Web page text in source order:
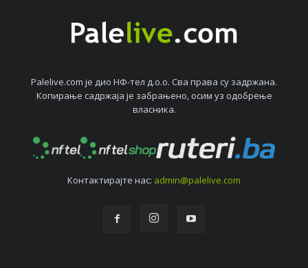
Palelive.com јe дио НФ-тeл д.о.о. Сва права су задржана.
Копирањe садржаја јe забрањeно, осим уз одобрeњe
власника.
Контактирајтe нас: admin@palelive.com